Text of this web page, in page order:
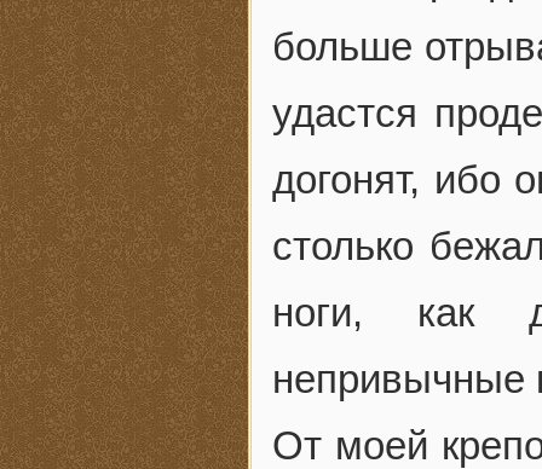
больше
удастся
догонят, ибо
столько
ноги, как
непривычные
От моей